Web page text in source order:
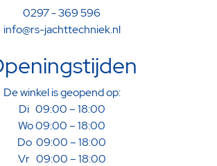
0297 - 369 596
info@rs-jachttechniek.nl
De winkel is geopend op:
Di 09:00 – 18:00
Wo 09:00 – 18:00
Do 09:00 – 18:00
Vr 09:00 – 18:00